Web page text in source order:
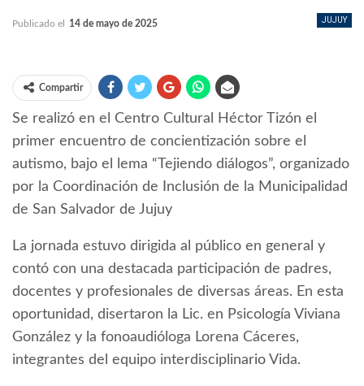
JUJUY
Publicado el 14 de mayo de 2025
Compartir
Se realizó en el Centro Cultural Héctor Tizón el
primer encuentro de concientización sobre el
autismo, bajo el lema “Tejiendo diálogos”, organizado
por la Coordinación de Inclusión de la Municipalidad
de San Salvador de Jujuy
La jornada estuvo dirigida al público en general y
contó con una destacada participación de padres,
docentes y profesionales de diversas áreas. En esta
oportunidad, disertaron la Lic. en Psicología Viviana
González y la fonoaudióloga Lorena Cáceres,
integrantes del equipo interdisciplinario Vida.